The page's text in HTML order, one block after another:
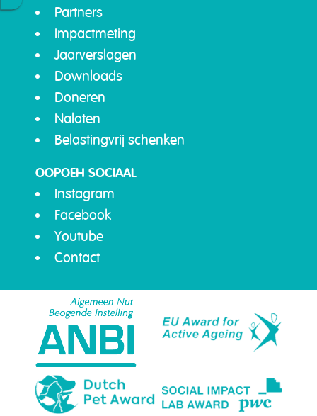
Partners
Impactmeting
Jaarverslagen
Downloads
Doneren
Nalaten
Belastingvrij schenken
OOPOEH SOCIAAL
Instagram
Facebook
Youtube
Contact